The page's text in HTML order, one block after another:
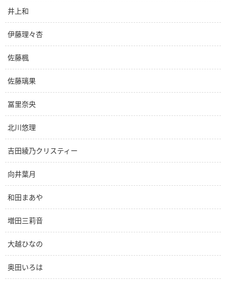
井上和
伊藤理々杏
佐藤楓
佐藤璃果
冨里奈央
北川悠理
吉田綾乃クリスティー
向井葉月
和田まあや
増田三莉音
大越ひなの
奥田いろは